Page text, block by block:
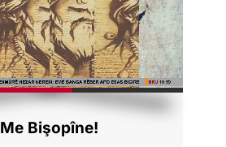
Me Bişopîne!